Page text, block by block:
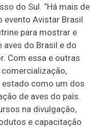
do Sul. “Há mais de
evento Avistar Brasil
para mostrar e
do Brasil e do
Com essa e outras
como um dos
de aves do país.
na divulgação,
e capacitação